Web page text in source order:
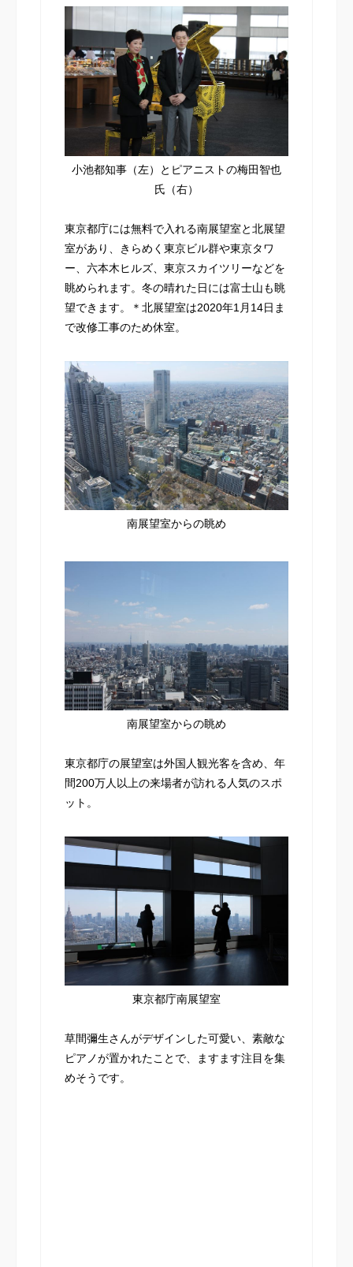
小池都知事（左）とピアニストの梅田智也
氏（右）
東京都庁には無料で入れる南展望室と北展望
室があり、きらめく東京ビル群や東京タワ
ー、六本木ヒルズ、東京スカイツリーなどを
眺められます。冬の晴れた日には富士山も眺
望できます。＊北展望室は2020年1月14日ま
で改修工事のため休室。
南展望室からの眺め
南展望室からの眺め
東京都庁の展望室は外国人観光客を含め、年
間200万人以上の来場者が訪れる人気のスポ
ット。
東京都庁南展望室
草間彌生さんがデザインした可愛い、素敵な
ピアノが置かれたことで、ますます注目を集
めそうです。